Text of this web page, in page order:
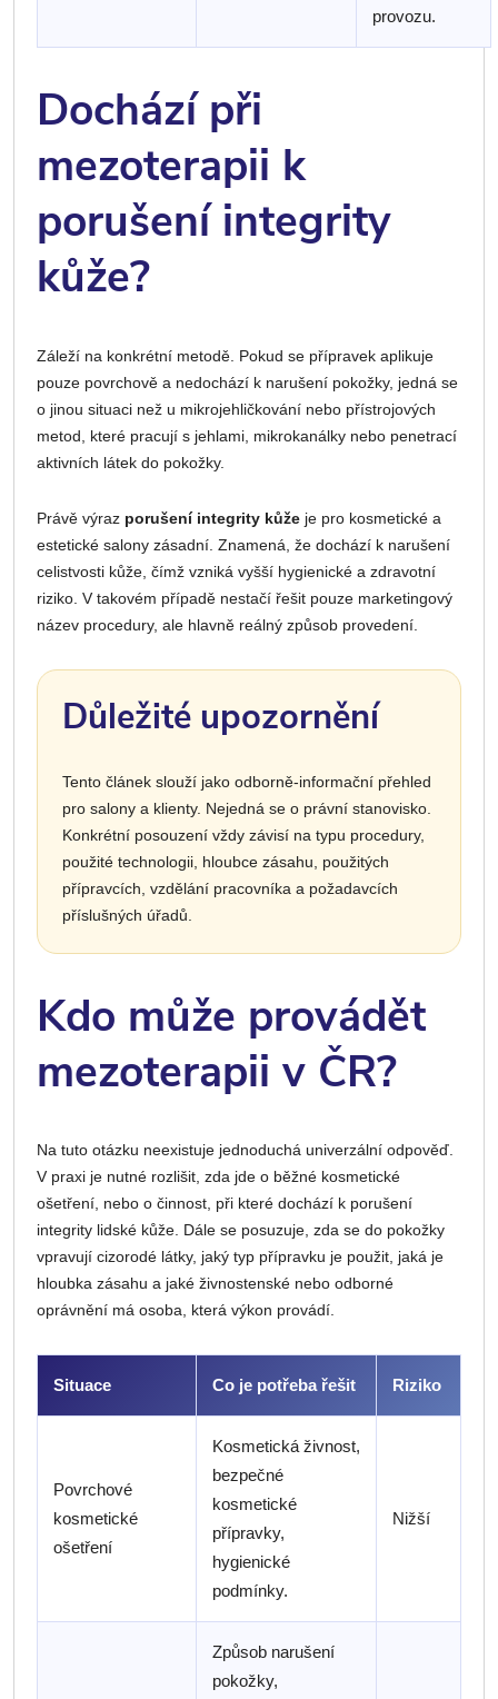
provozu.
Dochází při
mezoterapii k
porušení integrity
kůže?
Záleží na konkrétní metodě. Pokud se přípravek aplikuje
pouze povrchově a nedochází k narušení pokožky, jedná se
o jinou situaci než u mikrojehličkování nebo přístrojových
metod, které pracují s jehlami, mikrokanálky nebo penetrací
aktivních látek do pokožky.
Právě výraz porušení integrity kůže je pro kosmetické a
estetické salony zásadní. Znamená, že dochází k narušení
celistvosti kůže, čímž vzniká vyšší hygienické a zdravotní
riziko. V takovém případě nestačí řešit pouze marketingový
název procedury, ale hlavně reálný způsob provedení.
Důležité upozornění
Tento článek slouží jako odborně-informační přehled
pro salony a klienty. Nejedná se o právní stanovisko.
Konkrétní posouzení vždy závisí na typu procedury,
použité technologii, hloubce zásahu, použitých
přípravcích, vzdělání pracovníka a požadavcích
příslušných úřadů.
Kdo může provádět
mezoterapii v ČR?
Na tuto otázku neexistuje jednoduchá univerzální odpověď.
V praxi je nutné rozlišit, zda jde o běžné kosmetické
ošetření, nebo o činnost, při které dochází k porušení
integrity lidské kůže. Dále se posuzuje, zda se do pokožky
vpravují cizorodé látky, jaký typ přípravku je použit, jaká je
hloubka zásahu a jaké živnostenské nebo odborné
oprávnění má osoba, která výkon provádí.
Situace Co je potřeba řešit Riziko
Povrchové
kosmetické
ošetření
Kosmetická živnost,
bezpečné
kosmetické
přípravky,
hygienické
podmínky.
Nižší
Způsob narušení
pokožky,